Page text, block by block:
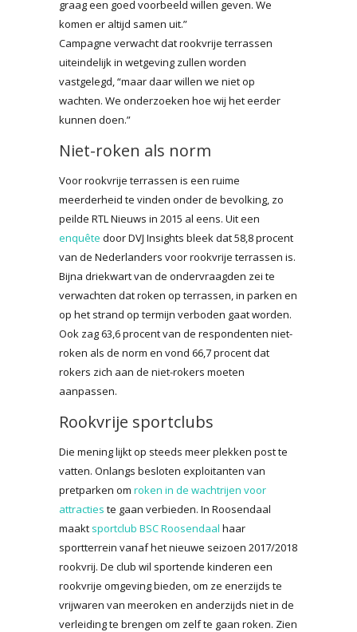
graag een goed voorbeeld willen geven. We
komen er altijd samen uit.”
Campagne verwacht dat rookvrije terrassen
uiteindelijk in wetgeving zullen worden
vastgelegd, “maar daar willen we niet op
wachten. We onderzoeken hoe wij het eerder
kunnen doen.”
Niet-roken als norm
Voor rookvrije terrassen is een ruime
meerderheid te vinden onder de bevolking, zo
peilde RTL Nieuws in 2015 al eens. Uit een
enquête door DVJ Insights bleek dat 58,8 procent
van de Nederlanders voor rookvrije terrassen is.
Bijna driekwart van de ondervraagden zei te
verwachten dat roken op terrassen, in parken en
op het strand op termijn verboden gaat worden.
Ook zag 63,6 procent van de respondenten niet-
roken als de norm en vond 66,7 procent dat
rokers zich aan de niet-rokers moeten
aanpassen.
Rookvrije sportclubs
Die mening lijkt op steeds meer plekken post te
vatten. Onlangs besloten exploitanten van
pretparken om roken in de wachtrijen voor
attracties te gaan verbieden. In Roosendaal
maakt sportclub BSC Roosendaal haar
sportterrein vanaf het nieuwe seizoen 2017/2018
rookvrij. De club wil sportende kinderen een
rookvrije omgeving bieden, om ze enerzijds te
vrijwaren van meeroken en anderzijds niet in de
verleiding te brengen om zelf te gaan roken. Zien